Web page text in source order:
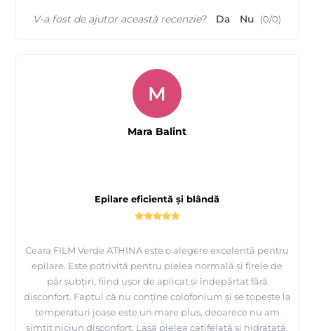
V-a fost de ajutor această recenzie? Da Nu (0/0)
Epilare eficientă și blândă
Ceara FILM Verde ATHINA este o alegere excelentă pentru
epilare. Este potrivită pentru pielea normală și firele de
păr subțiri, fiind ușor de aplicat și îndepărtat fără
disconfort. Faptul că nu conține colofonium și se topește la
temperaturi joase este un mare plus, deoarece nu am
simțit niciun disconfort. Lasă pielea catifelată și hidratată,
M
Mara Balint